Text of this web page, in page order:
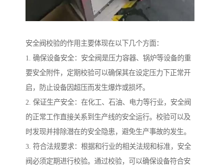
安全阀校验的作用主要体现在以下几个方面：
1. 确保设备安全：安全阀是压力容器、锅炉等设备的重
要安全附件，定期校验可以确保其在设定压力下正常开
启，防止设备因超压而发生爆炸或损坏。
2. 保证生产安全：在化工、石油、电力等行业，安全阀
的正常工作直接关系到生产线的安全运行。校验可以及
时发现并排除潜在的安全隐患，避免生产事故的发生。
3. 符合法规要求：根据和行业的相关法规和标准，安全
阀必须定期进行校验。通过校验，可以确保设备符合安